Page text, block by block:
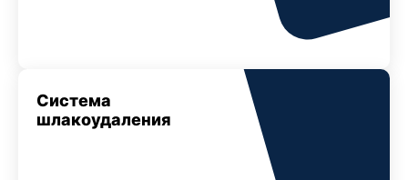
Система
шлакоудаления